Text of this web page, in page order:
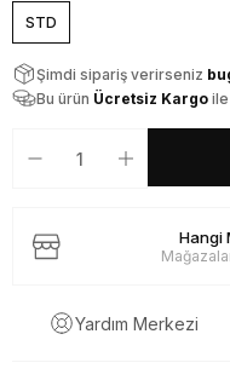
STD
Şimdi sipariş verirseniz
Bu ürün Ücretsiz Kargo ile
Hangi
Yardım Merkezi